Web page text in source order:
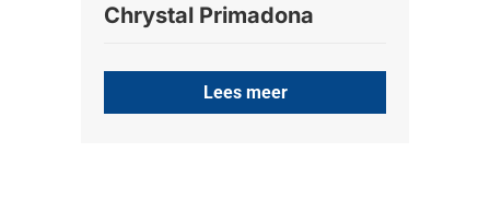
Chrystal Primadona
Lees meer